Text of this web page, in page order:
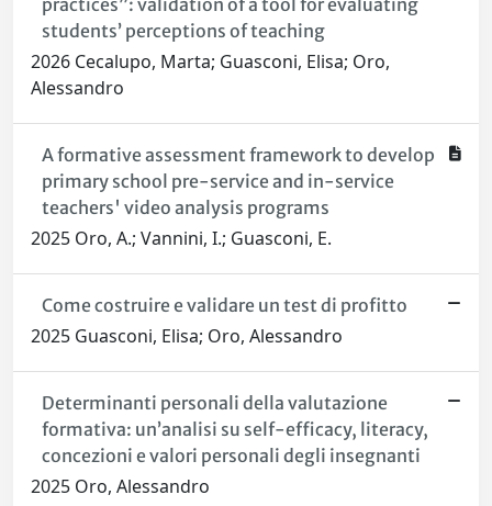
practices”: validation of a tool for evaluating
students’ perceptions of teaching
2026 Cecalupo, Marta; Guasconi, Elisa; Oro,
Alessandro
A formative assessment framework to develop
primary school pre-service and in-service
teachers' video analysis programs
2025 Oro, A.; Vannini, I.; Guasconi, E.
Come costruire e validare un test di profitto
2025 Guasconi, Elisa; Oro, Alessandro
Determinanti personali della valutazione
formativa: un’analisi su self-efficacy, literacy,
concezioni e valori personali degli insegnanti
2025 Oro, Alessandro